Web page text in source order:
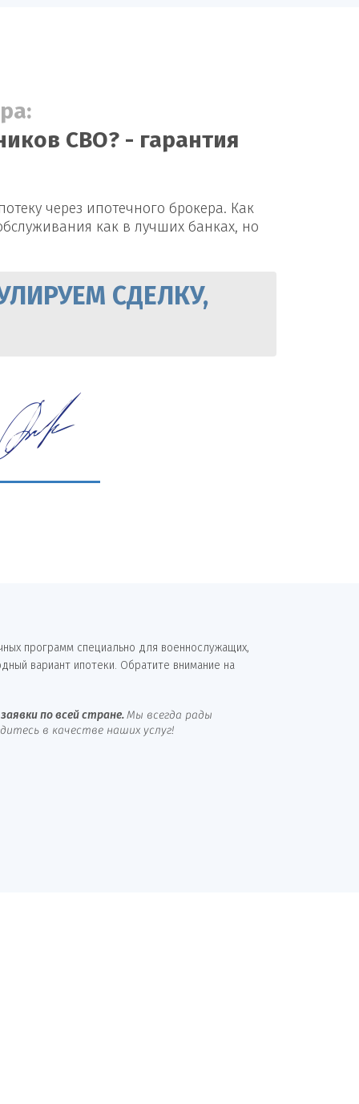
СВО? - гарантия
через ипотечного брокера. Как
как в лучших банках, но
СДЕЛКУ,
программ специально для военнослужащих,
вариант ипотеки. Обратите внимание на
по всей стране. Мы всегда рады
в качестве наших услуг!